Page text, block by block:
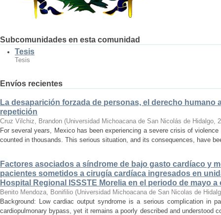
Subcomunidades en esta comunidad
Tesis
Tesis
Envíos recientes
La desaparición forzada de personas, el derecho humano
repetición
Cruz Vilchiz, Brandon (Universidad Michoacana de San Nicolás de Hidalgo,
For several years, Mexico has been experiencing a severe crisis of
counted in thousands. This serious situation, and its consequences, have
Factores asociados a síndrome de bajo gasto cardíaco y
pacientes sometidos a cirugía cardíaca ingresados en
Hospital Regional ISSSTE Morelia en el periodo de mayo a
Benito Mendoza, Bonifilio (Universidad Michoacana de San Nicolas de
Background: Low cardiac output syndrome is a serious complication in
cardiopulmonary bypass, yet it remains a poorly described and understood